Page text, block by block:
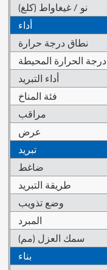
نو / غيغاواط (كلغ)
أداء
نطاق درجة حرارة
درجة الحرارة المحيطة
أداء التبريد
فئة المناخ
مراقب
عرض
تبريد
ضاغط
طريقة التبريد
وضع تذويب
المبرد
سمك العزل (مم)
بناء